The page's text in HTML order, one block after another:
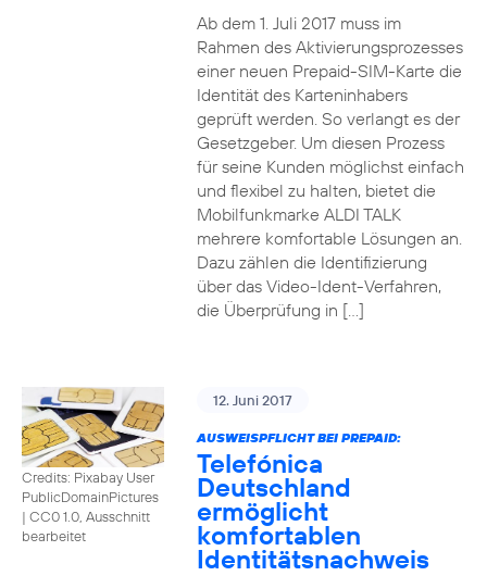
Ab dem 1. Juli 2017 muss im
Rahmen des Aktivierungsprozesses
einer neuen Prepaid-SIM-Karte die
Identität des Karteninhabers
geprüft werden. So verlangt es der
Gesetzgeber. Um diesen Prozess
für seine Kunden möglichst einfach
und flexibel zu halten, bietet die
Mobilfunkmarke ALDI TALK
mehrere komfortable Lösungen an.
Dazu zählen die Identifizierung
über das Video-Ident-Verfahren,
die Überprüfung in […]
Credits: Pixabay User
PublicDomainPictures
| CC0 1.0, Ausschnitt
bearbeitet
12. Juni 2017
AUSWEISPFLICHT BEI PREPAID:
Telefónica
Deutschland
ermöglicht
komfortablen
Identitätsnachweis